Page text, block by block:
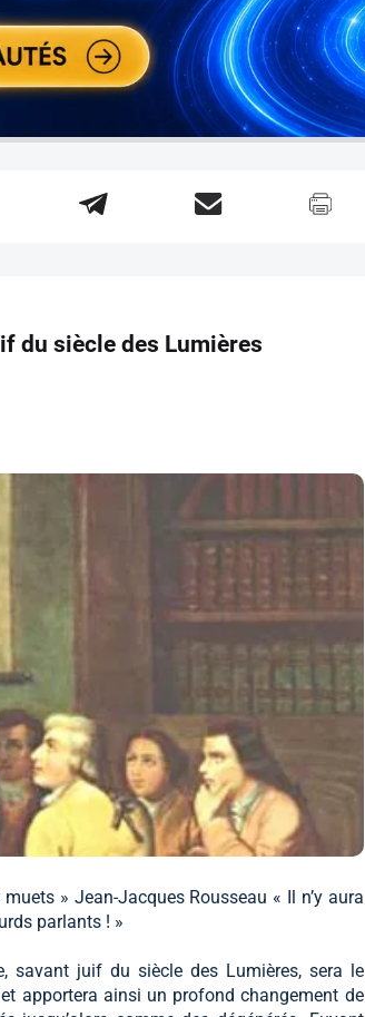
du siècle des Lumières
» Jean-Jacques Rousseau « Il n’y aura
parlants ! »
savant juif du siècle des Lumières, sera le
apportera ainsi un profond changement de